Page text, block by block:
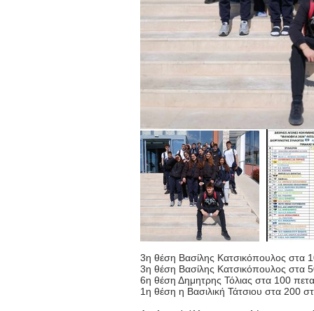
3η θέση Βασίλης Κατσικόπουλος στα
3η θέση Βασίλης Κατσικόπουλος στα
6η θέση Δημητρης Τόλιας στα 100
1η θέση η Βασιλική Τάτσιου στα 200